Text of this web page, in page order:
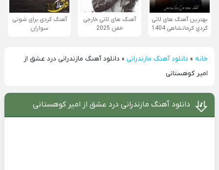
بهترین آهنگ های لاتی
کردی کرمانشاهی 1404
آهنگ های لاتی خارجی
خفن 2025
آهنگ کردی برای شوتی
سواران
خانه» دانلود آهنگ مازندرانی» دانلود آهنگ مازندرانی درد عشق از
امیر کوهستانی
دانلود آهنگ مازندرانی درد عشق از امیر کوهستانی